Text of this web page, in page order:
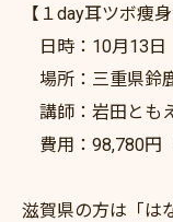
【１day耳ツボ痩
日時：10月13日
場所：三重県鈴
講師：岩田とも
費用：98,780円
滋賀県の方は「は